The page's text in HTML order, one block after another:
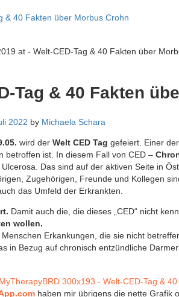
& 40 Fakten über Morbus Crohn
Tag & 40 Fakten
2022 by Michaela Schara
wird der Welt CED Tag gefeiert. Einer
betroffen ist. In diesem Fall von CED –
Das sind auf der aktiven Seite in
Zugehörigen, Freunde und Kollegen
das Umfeld der Erkrankten.
Damit auch die, die dieses „CED“ nicht
wollen.
Erkankungen, die sie nicht
in Bezug auf chronisch entzündliche
haben mir übrigens die nette Grafik